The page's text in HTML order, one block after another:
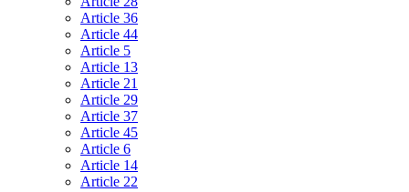
Article 36
Article 44
Article 5
Article 13
Article 21
Article 29
Article 37
Article 45
Article 6
Article 14
Article 22